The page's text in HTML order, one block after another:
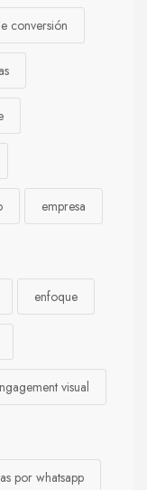
conversión
empresa
enfoque
visual
por whatsapp